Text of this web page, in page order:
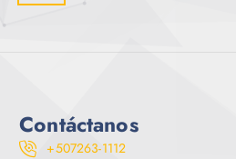
Contáctanos
+507263-1112